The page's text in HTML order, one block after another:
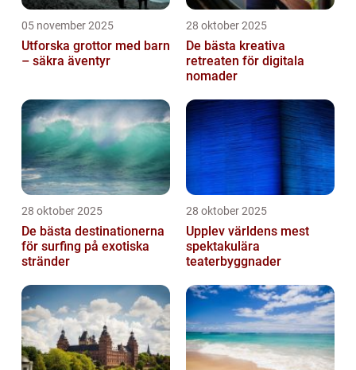
05 november 2025
Utforska grottor med barn
– säkra äventyr
28 oktober 2025
De bästa kreativa
retreaten för digitala
nomader
28 oktober 2025
De bästa destinationerna
för surfing på exotiska
stränder
28 oktober 2025
Upplev världens mest
spektakulära
teaterbyggnader